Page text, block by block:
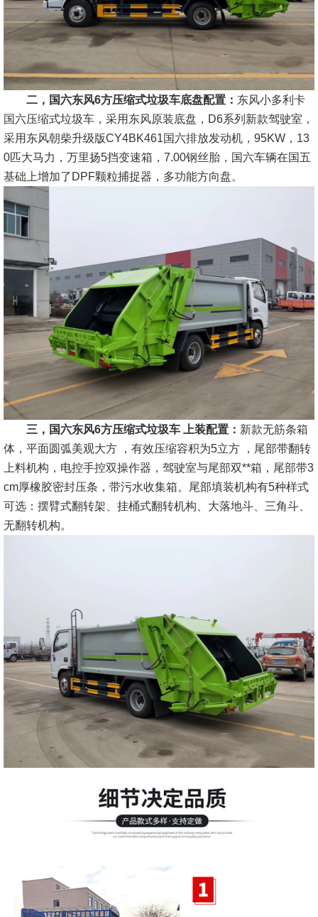
二，国六东风6方压缩式垃圾车底盘配置： 东风小多利卡
国六压缩式垃圾车，采用东风原装底盘，D6系列新款驾驶室，
采用东风朝柴升级版CY4BK461国六排放发动机，95KW，13
0匹大马力，万里扬5挡变速箱，7.00钢丝胎，国六车辆在国五
基础上增加了DPF颗粒捕捉器，多功能方向盘。
三，国六东风6方压缩式垃圾车 上装配置： 新款无筋条箱
体，平面圆弧美观大方 ，有效压缩容积为5立方 ，尾部带翻转
上料机构，电控手控双操作器，驾驶室与尾部双**箱，尾部带3
cm厚橡胶密封压条，带污水收集箱。尾部填装机构有5种样式
可选：摆臂式翻转架、挂桶式翻转机构、大落地斗、三角斗、
无翻转机构。